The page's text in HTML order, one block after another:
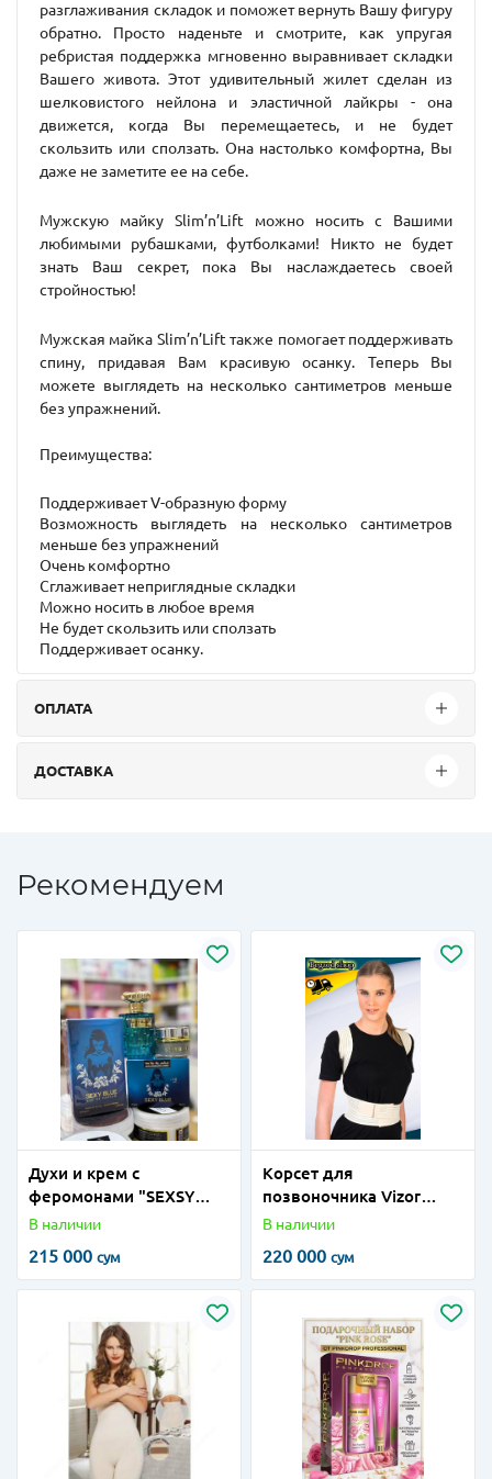
разглаживания складок и поможет вернуть Вашу фигуру
обратно. Просто наденьте и смотрите, как упругая
ребристая поддержка мгновенно выравнивает складки
Вашего живота. Этот удивительный жилет сделан из
шелковистого нейлона и эластичной лайкры - она
движется, когда Вы перемещаетесь, и не будет
скользить или сползать. Она настолько комфортна, Вы
даже не заметите ее на себе.
Мужскую майку Slim’n’Lift можно носить с Вашими
любимыми рубашками, футболками! Никто не будет
знать Ваш секрет, пока Вы наслаждаетесь своей
стройностью!
Мужская майка Slim’n’Liftтакже помогает поддерживать
спину, придавая Вам красивую осанку. Теперь Вы
можете выглядеть на несколько сантиметров меньше
без упражнений.
Преимущества:
Поддерживает V-образную форму
Возможность выглядеть на несколько сантиметров
меньше без упражнений
Очень комфортно
Сглаживает неприглядные складки
Можно носить в любое время
Не будет скользить или сползать
Поддерживает осанку.
ОПЛАТА
ДОСТАВКА
Рекомендуем
Духи и крем с
феромонами "SEXSY
BLUE''+18, 100 мл/20 гр.
В наличии
215 000 сум
Корсет для
позвоночника Vizor
(Made in turkey)
В наличии
220 000 сум